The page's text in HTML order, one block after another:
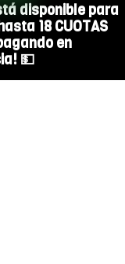
disponible para
18 CUOTAS
en
💵